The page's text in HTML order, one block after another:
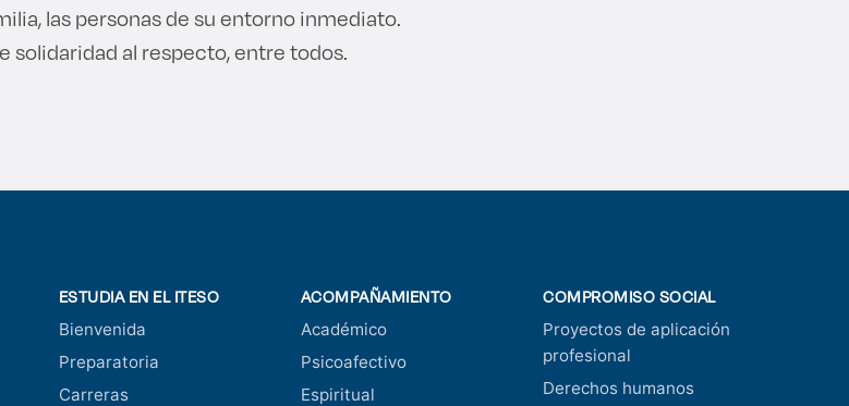
las personas de su entorno inmediato.
solidaridad al respecto, entre todos.
ESTUDIA EN EL ITESO
Bienvenida
Preparatoria
Carreras
ACOMPAÑAMIENTO
Académico
Psicoafectivo
Espiritual
COMPROMISO SOCIAL
Proyectos de aplicación
profesional
Derechos humanos